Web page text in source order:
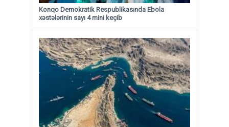
Konqo Demokratik Respublikasında Ebola
xəstələrinin sayı 4 mini keçib